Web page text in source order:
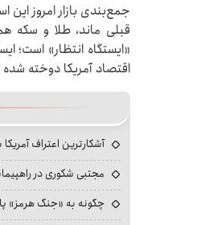
جمع‌بندی بازار امروز این
قبلی ماند، طلا و سکه
«ایستگاه انتظار» است؛
اقتصاد آمریکا دوخته
آشکارترین اعتراف
مجتبی شکوری در
چگونه به «جنگ هرمز»